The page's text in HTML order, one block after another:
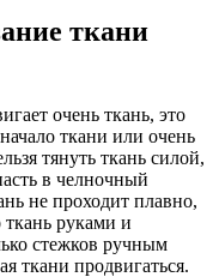
ткани
очень ткань, это
ткани или очень
тянуть ткань силой,
в челночный
не проходит плавно,
руками и
стежков ручным
ткани продвигаться.